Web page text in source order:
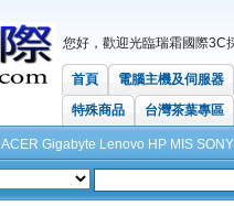
您好，歡迎光臨瑞霜國際3C
首頁 電腦主機及伺服器
特殊商品
台灣茶葉專區
ACER Gigabyte Lenovo HP MIS SONY